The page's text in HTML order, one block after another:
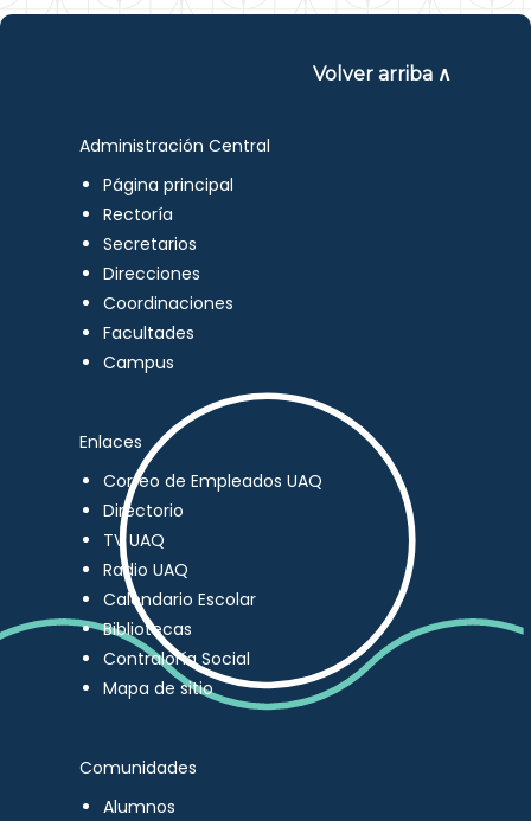
Volver arriba ∧
Administración Central
Página principal
Rectoría
Secretarios
Direcciones
Coordinaciones
Facultades
Campus
Enlaces
Correo de Empleados UAQ
Directorio
TV UAQ
Radio UAQ
Calendario Escolar
Bibliotecas
Contraloría Social
Mapa de sitio
Comunidades
Alumnos